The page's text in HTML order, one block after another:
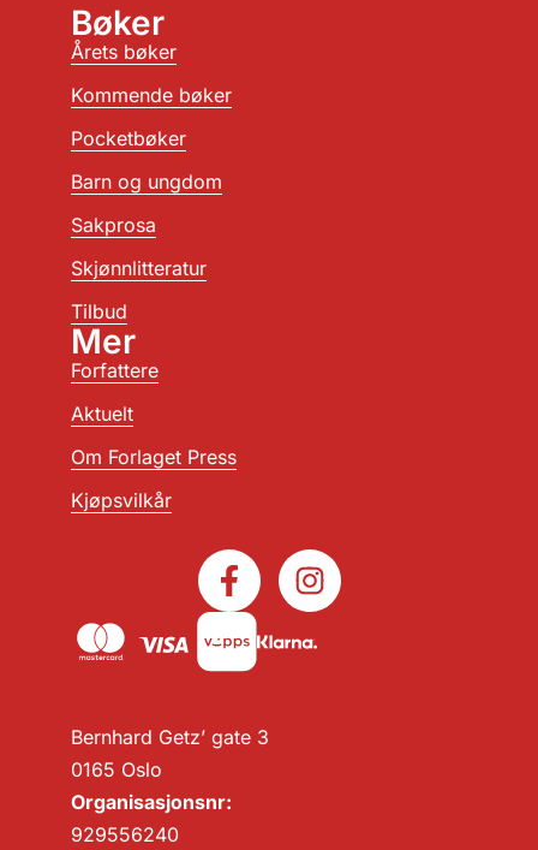
Bernhard Getz’ gate 3
0165 Oslo
Organisasjonsnr:
929556240
Bøker
Årets bøker
Kommende bøker
Pocketbøker
Barn og ungdom
Sakprosa
Skjønnlitteratur
Tilbud
Mer
Forfattere
Aktuelt
Om Forlaget Press
Kjøpsvilkår